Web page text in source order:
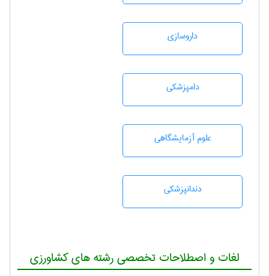
داروسازی
دامپزشكی
علوم آزمايشگاهی
دندانپزشكی
لغات و اصطلاحات تخصصی رشته های کشاورزی